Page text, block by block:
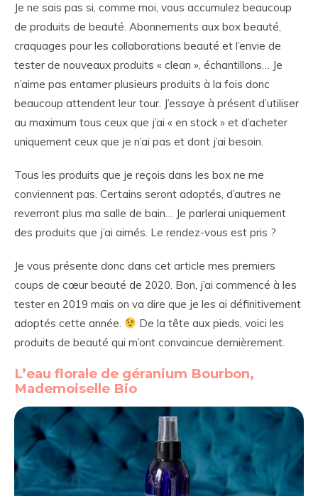
Je ne sais pas si, comme moi, vous accumulez beaucoup
de produits de beauté. Abonnements aux box beauté,
craquages pour les collaborations beauté et l’envie de
tester de nouveaux produits « clean », échantillons… Je
n’aime pas entamer plusieurs produits à la fois donc
beaucoup attendent leur tour. J’essaye à présent d’utiliser
au maximum tous ceux que j’ai « en stock » et d’acheter
uniquement ceux que je n’ai pas et dont j’ai besoin.
Tous les produits que je reçois dans les box ne me
conviennent pas. Certains seront adoptés, d’autres ne
reverront plus ma salle de bain… Je parlerai uniquement
des produits que j’ai aimés. Le rendez-vous est pris ?
Je vous présente donc dans cet article mes premiers
coups de cœur beauté de 2020. Bon, j’ai commencé à les
tester en 2019 mais on va dire que je les ai définitivement
adoptés cette année.
De la tête aux pieds, voici les
produits de beauté qui m’ont convaincue dernièrement.
L’eau florale de géranium Bourbon,
Mademoiselle Bio